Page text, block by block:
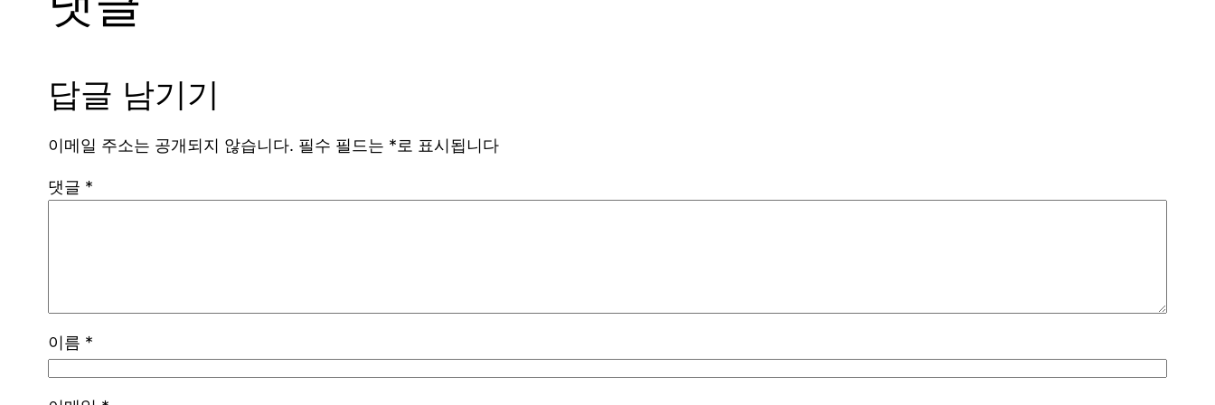
답글 남기기
이메일 주소는 공개되지 않습니다. 필수 필드는 *로 표시됩니다
댓글 *
이름 *